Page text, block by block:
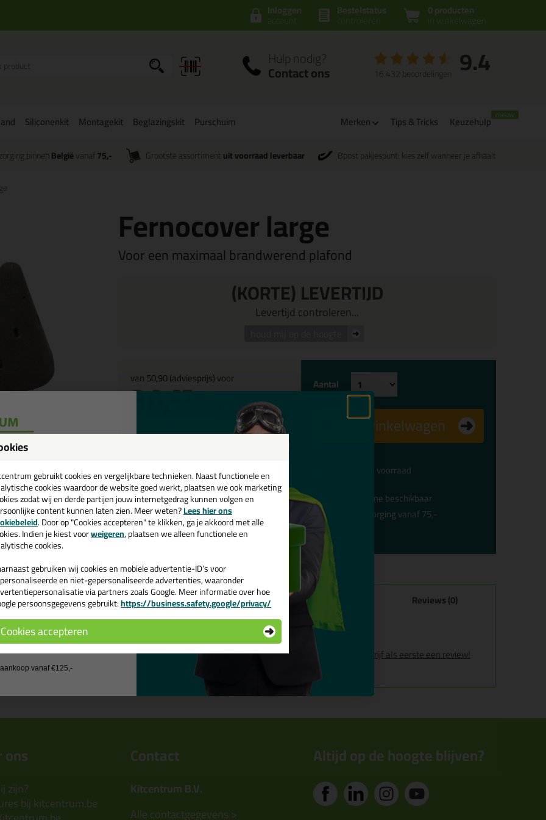
0 producten
in winkelwagen
Bestelstatus
controleren
Inloggen
account
Hulp nodig?
Contact ons 9.4
16.432 beoordelingen
Siliconenkit Montagekit Beglazingskit Purschuim Merken Tips & Tricks Keuzehulp
binnenBelgiëvanaf 75,- Grootste assortiment uit voorraad leverbaar Bpost pakjespunt: kies zelf wanneer je afhaalt
Fernocover large
Voor een maximaal brandwerend plafond
(KORTE) LEVERTIJD
Levertijd controleren...
van50,90(adviesprijs) voor
36,67 per stuk
incl. BTW )
Aantal
In winkelwagen
Voldoende voorraad
Alleen online beschikbaar
bezorging vanaf 75,-
Omschrijving Specificaties Reviews (0)
Reviews voor:Fernocover large
Er zijn nog geen reviews geschreven voor Fernocover large. Schrijf als eerste een review!
ons
zijn?
bij kitcentrum.be
Contact
Kitcentrum B.V.
Alle contactgegevens >
Altijd op de hoogte blijven?
gebruikt cookies en vergelijkbare technieken. Naast functionele en
cookies waardoor de website goed werkt, plaatsen we ook marketing
zodat wij en derde partijen jouw internetgedrag kunnen volgen en
content kunnen laten zien. Meer weten?Lees hier ons
. Door op "Cookies accepteren" te klikken, ga je akkoord met alle
Indien je kiest voorweigeren, plaatsen we alleen functionele en
cookies.
gebruiken wij cookies en mobiele advertentie-ID’s voor
en niet-gepersonaliseerde advertenties, waaronder
via partners zoals Google. Meer informatie over hoe
persoonsgegevens gebruikt:https://business.safety.google/privacy/
Cookies accepteren
💚
en ontvang een
€35,-bij je eerste bestelling!
de actiecode ›
geen cadeau
vanaf €125,-